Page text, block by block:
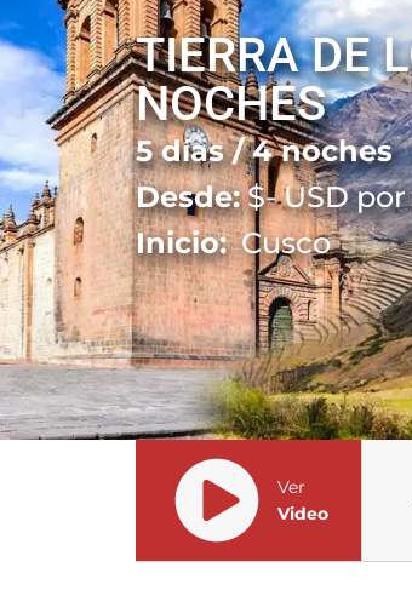
TIERRA DE
NOCHES
5 días / 4 noches
Desde:$-USD por
Inicio: Cusco
Ver
Video